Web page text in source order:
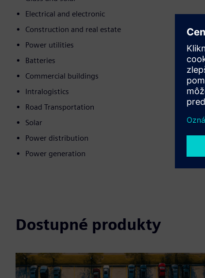
Electrical and electronic
Construction and real estate
Power utilities
Batteries
Commercial buildings
Intralogistics
Road Transportation
Solar
Power distribution
Power generation
Dostupné produkty